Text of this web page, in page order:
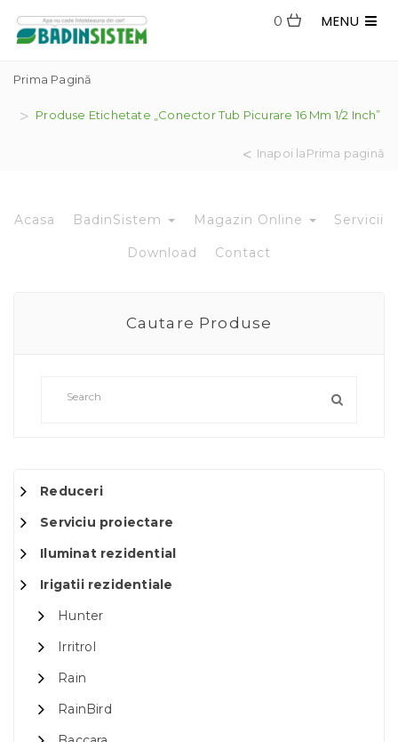
MENU
0
Prima Pagină
Produse Etichetate „conector Tub Picurare 16 Mm 1/2 Inch”
Inapoi laPrima pagină
Acasa BadinSistem Magazin Online Servicii
Download Contact
Cautare Produse
Reduceri
Serviciu proiectare
Iluminat rezidential
Irigatii rezidentiale
Hunter
Irritrol
Rain
RainBird